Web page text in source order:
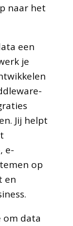
naar het
een
je
Jij helpt
e-
op
en
om data